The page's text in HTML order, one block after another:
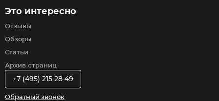
Это интересно
Отзывы
Обзоры
Статьи
Архив страниц
+7 (495) 215 28 49
Обратный звонок